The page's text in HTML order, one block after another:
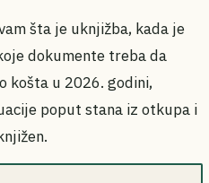
šta je uknjižba, kada je
dokumente treba da
košta u 2026. godini,
poput stana iz otkupa i